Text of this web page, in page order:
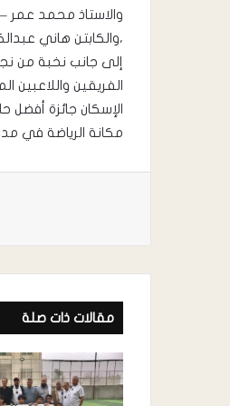
والاستاذ محمد عمر
،والكابتن هاني
إلى جانب نخبة من
الفريقين
الإسكان جائزة
مكانة الرياضة في
مقالات ذات صلة